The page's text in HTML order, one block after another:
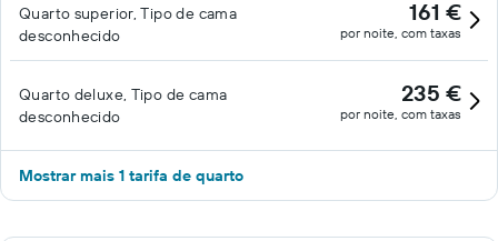
Quarto superior, Tipo de cama
desconhecido
161 €
por noite, com taxas
Quarto deluxe, Tipo de cama
desconhecido
235 €
por noite, com taxas
Mostrar mais 1 tarifa de quarto